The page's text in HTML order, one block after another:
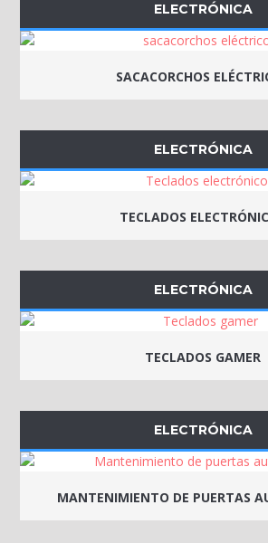
ELECTRÓNICA
SACACORCHOS
ELECTRÓNICA
TECLADOS
ELECTRÓNICA
TECLADOS GAMER
ELECTRÓNICA
MANTENIMIENTO DE PUERTAS